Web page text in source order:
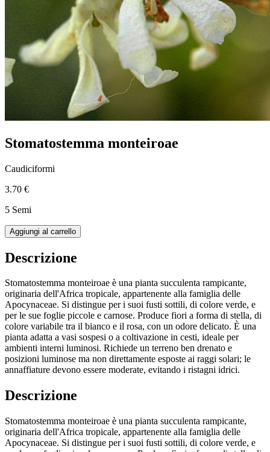
Stomatostemma monteiroae
Caudiciformi
3.70 €
5 Semi
Aggiungi al carrello
Descrizione
Stomatostemma monteiroae è una pianta succulenta rampicante,
originaria dell'Africa tropicale, appartenente alla famiglia delle
Apocynaceae. Si distingue per i suoi fusti sottili, di colore verde, e
per le sue foglie piccole e carnose. Produce fiori a forma di stella, di
colore variabile tra il bianco e il rosa, con un odore delicato. È una
pianta adatta a vasi sospesi o a coltivazione in cesti, ideale per
ambienti interni luminosi. Richiede un terreno ben drenato e
posizioni luminose ma non direttamente esposte ai raggi solari; le
annaffiature devono essere moderate, evitando i ristagni idrici.
Descrizione
Stomatostemma monteiroae è una pianta succulenta rampicante,
originaria dell'Africa tropicale, appartenente alla famiglia delle
Apocynaceae. Si distingue per i suoi fusti sottili, di colore verde, e